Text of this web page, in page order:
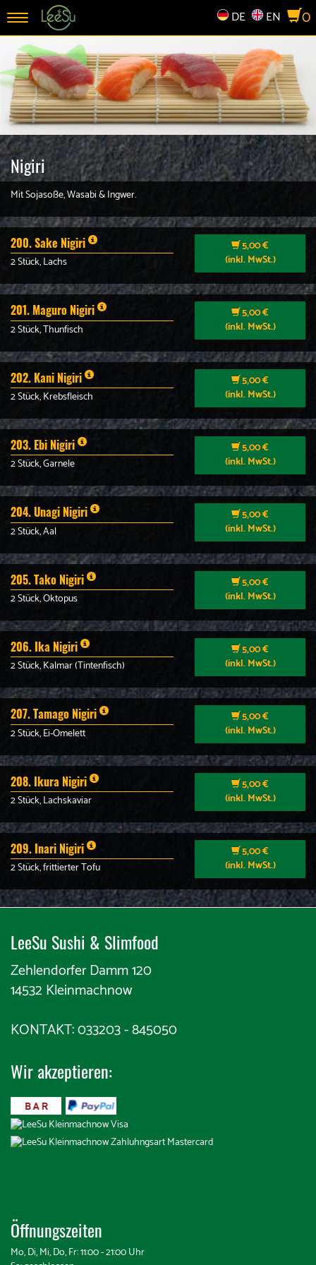
Toggle
navigation
0
DE EN
Nigiri
Mit Sojasoße, Wasabi & Ingwer.
200. Sake Nigiri
2 Stück, Lachs
5,00 €
(inkl. MwSt.)
201. Maguro Nigiri
2 Stück, Thunfisch
5,00 €
(inkl. MwSt.)
202. Kani Nigiri
2 Stück, Krebsfleisch
5,00 €
(inkl. MwSt.)
203. Ebi Nigiri
2 Stück, Garnele
5,00 €
(inkl. MwSt.)
204. Unagi Nigiri
2 Stück, Aal
5,00 €
(inkl. MwSt.)
205. Tako Nigiri
2 Stück, Oktopus
5,00 €
(inkl. MwSt.)
206. Ika Nigiri
2 Stück, Kalmar (Tintenfisch)
5,00 €
(inkl. MwSt.)
207. Tamago Nigiri
2 Stück, Ei-Omelett
5,00 €
(inkl. MwSt.)
208. Ikura Nigiri
2 Stück, Lachskaviar
5,00 €
(inkl. MwSt.)
209. Inari Nigiri
2 Stück, frittierter Tofu
5,00 €
(inkl. MwSt.)
LeeSu Sushi & Slimfood​​
Zehlendorfer Damm 120
14532 Kleinmachnow
KONTAKT: 033203 - 845050
Wir akzeptieren:
Öffnungszeiten
Mo, Di, Mi, Do, Fr: 11:00 - 21:00 Uhr